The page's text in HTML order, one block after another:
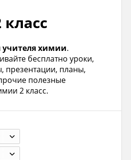
учителя химии.
бесплатно уроки,
презентации, планы,
полезные
2 класс.